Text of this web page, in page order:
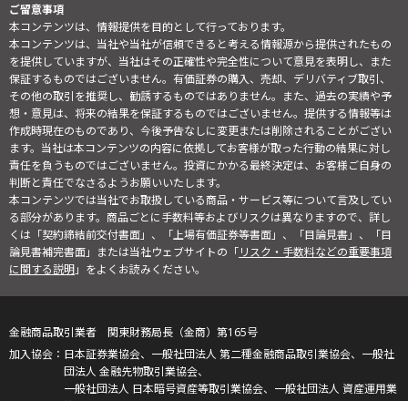
ご留意事項
本コンテンツは、情報提供を目的として行っております。
本コンテンツは、当社や当社が信頼できると考える情報源から提供されたもの
を提供していますが、当社はその正確性や完全性について意見を表明し、また
保証するものではございません。有価証券の購入、売却、デリバティブ取引、
その他の取引を推奨し、勧誘するものではありません。また、過去の実績や予
想・意見は、将来の結果を保証するものではございません。提供する情報等は
作成時現在のものであり、今後予告なしに変更または削除されることがござい
ます。当社は本コンテンツの内容に依拠してお客様が取った行動の結果に対し
責任を負うものではございません。投資にかかる最終決定は、お客様ご自身の
判断と責任でなさるようお願いいたします。
本コンテンツでは当社でお取扱している商品・サービス等について言及してい
る部分があります。商品ごとに手数料等およびリスクは異なりますので、詳し
くは「契約締結前交付書面」、「上場有価証券等書面」、「目論見書」、「目
論見書補完書面」または当社ウェブサイトの「リスク・手数料などの重要事項
に関する説明」をよくお読みください。
金融商品取引業者 関東財務局長（金商）第165号
日本証券業協会、一般社団法人 第二種金融商品取引業協会、一般社
団法人 金融先物取引業協会、
一般社団法人 日本暗号資産等取引業協会、一般社団法人 資産運用業